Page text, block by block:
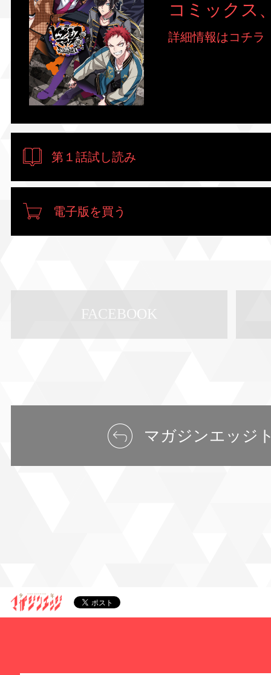
コミックス
詳細情報はコチラ
第１話試し読み
電子版を買う
FACEBOOK
マガジンエッジ